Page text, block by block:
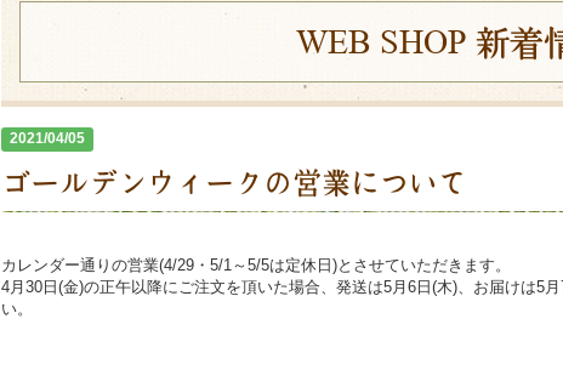
WEB SHOP 新着
2021/04/05
ゴールデンウィークの営業について
カレンダー通りの営業(4/29・5/1～5/5は定休日)とさせていただきます。
4月30日(金)の正午以降にご注文を頂いた場合、発送は5月6日(木)、お届けは5
い。